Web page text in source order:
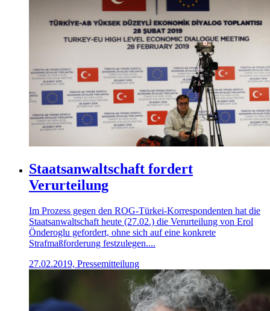
Staatsanwaltschaft fordert
Verurteilung
Im Prozess gegen den ROG-Türkei-Korrespondenten hat die
Staatsanwaltschaft heute (27.02.) die Verurteilung von Erol
Önderoglu gefordert, ohne sich auf eine konkrete
Strafmaßforderung festzulegen....
27.02.2019, Pressemitteilung